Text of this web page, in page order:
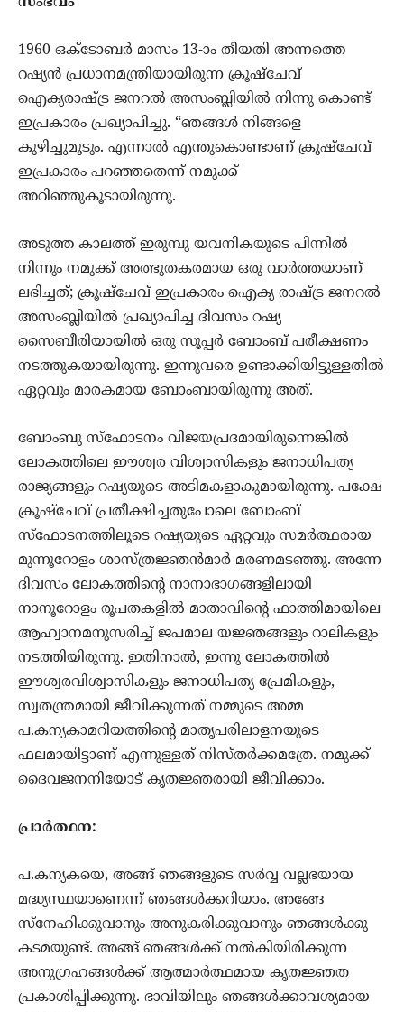
1960 ഒക്ടോബര്‍ മാസം 13-ാം തീയതി അന്നത്തെ
റഷ്യന്‍ പ്രധാനമന്ത്രിയായിരുന്ന ക്രൂഷ്ചേവ്
ഐക്യരാഷ്ട്ര ജനറല്‍ അസംബ്ലിയില്‍ നിന്നു കൊണ്ട്
ഇപ്രകാരം പ്രഖ്യാപിച്ചു. “ഞങ്ങള്‍ നിങ്ങളെ
കുഴിച്ചുമൂടും. എന്നാല്‍ എന്തുകൊണ്ടാണ് ക്രൂഷ്ചേവ്
ഇപ്രകാരം പറഞ്ഞതെന്ന് നമുക്ക്
അറിഞ്ഞുകൂടായിരുന്നു.
അടുത്ത കാലത്ത് ഇരുമ്പു യവനികയുടെ പിന്നില്‍
നിന്നും നമുക്ക് അത്ഭുതകരമായ ഒരു വാര്‍ത്തയാണ്
ലഭിച്ചത്; ക്രൂഷ്ചേവ് ഇപ്രകാരം ഐക്യ രാഷ്ട്ര ജനറല്‍
അസംബ്ലിയില്‍ പ്രഖ്യാപിച്ച ദിവസം റഷ്യ
സൈബീരിയായില്‍ ഒരു സൂപ്പര്‍ ബോംബ്‌ പരീക്ഷണം
നടത്തുകയായിരുന്നു. ഇന്നുവരെ ഉണ്ടാക്കിയിട്ടുള്ളതില്‍
ഏറ്റവും മാരകമായ ബോംബായിരുന്നു അത്.
ബോംബു സ്ഫോടനം വിജയപ്രദമായിരുന്നെങ്കില്‍
ലോകത്തിലെ ഈശ്വര വിശ്വാസികളും ജനാധിപത്യ
രാജ്യങ്ങളും റഷ്യയുടെ അടിമകളാകുമായിരുന്നു. പക്ഷേ
ക്രൂഷ്ചേവ് പ്രതീക്ഷിച്ചതുപോലെ ബോംബ്‌
സ്ഫോടനത്തിലൂടെ റഷ്യയുടെ ഏറ്റവും സമര്‍ത്ഥരായ
മുന്നൂറോളം ശാസ്ത്രജ്ഞന്‍മാര്‍ മരണമടഞ്ഞു. അന്നേ
ദിവസം ലോകത്തിന്‍റെ നാനാഭാഗങ്ങളിലായി
നാനൂറോളം രൂപതകളില്‍ മാതാവിന്‍റെ ഫാത്തിമായിലെ
ആഹ്വാനമനുസരിച്ച് ജപമാല‍ യജ്ഞങ്ങളും റാലികളും
നടത്തിയിരുന്നു. ഇതിനാല്‍, ഇന്നു ലോകത്തില്‍
ഈശ്വരവിശ്വാസികളും ജനാധിപത്യ പ്രേമികളും,
സ്വതന്ത്രമായി ജീവിക്കുന്നത് നമ്മുടെ അമ്മ
പ.കന്യകാമറിയത്തിന്‍റെ മാതൃപരിലാളനയുടെ
ഫലമായിട്ടാണ് എന്നുള്ളത് നിസ്തര്‍ക്കമത്രേ. നമുക്ക്
ദൈവജനനിയോട് കൃതജ്ഞരായി ജീവിക്കാം.
പ്രാര്‍ത്ഥന:
പ.കന്യകയെ, അങ്ങ് ഞങ്ങളുടെ സര്‍വ്വ വല്ലഭയായ
മദ്ധ്യസ്ഥയാണെന്ന് ഞങ്ങള്‍ക്കറിയാം. അങ്ങേ
സ്നേഹിക്കുവാനും അനുകരിക്കുവാനും ഞങ്ങള്‍ക്കു
കടമയുണ്ട്. അങ്ങ് ഞങ്ങള്‍ക്ക് നല്‍കിയിരിക്കുന്ന
അനുഗ്രഹങ്ങള്‍ക്ക് ആത്മാര്‍ത്ഥമായ കൃതജ്ഞത
പ്രകാശിപ്പിക്കുന്നു. ഭാവിയിലും ഞങ്ങള്‍ക്കാവശ്യമായ